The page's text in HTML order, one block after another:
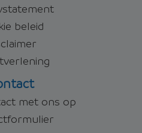
beleid
met ons op